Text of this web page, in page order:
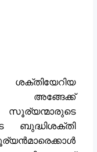
അങ്ങേക്ക്
ബുദ്ധിശക്തി